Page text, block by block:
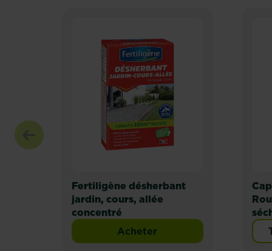
Fertiligène désherbant
jardin, cours, allée
concentré
AcheterFertiligène désherbant